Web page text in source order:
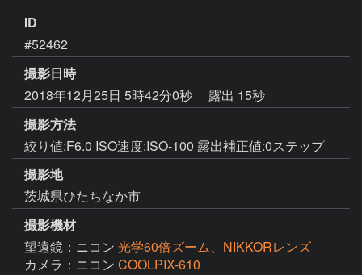
ID
#52462
撮影日時
2018年12月25日 5時42分0秒
露出 15秒
撮影方法
絞り値:F6.0 ISO速度:ISO-100 露出補正値:0ステップ
撮影地
茨城県ひたちなか市
撮影機材
望遠鏡：ニコン 光学60倍ズーム、NIKKORレンズ
カメラ：ニコン COOLPIX-610